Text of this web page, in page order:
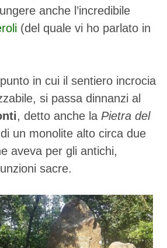
anche l’incredibile
(del quale vi ho parlato in
in cui il sentiero incrocia
si passa dinnanzi al
, detto anche la Pietra del
un monolite alto circa due
aveva per gli antichi,
sacre.